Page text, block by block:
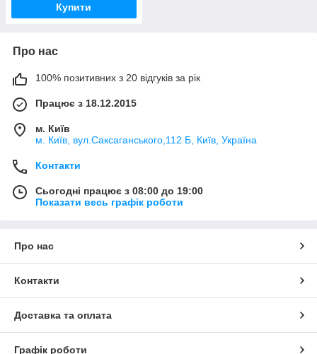
Купити
Про нас
100% позитивних з 20 відгуків за рік
Працює з 18.12.2015
м. Київ
м. Київ, вул.Саксаганського,112 Б, Київ, Україна
Контакти
Сьогодні працює з 08:00 до 19:00
Показати весь графік роботи
Про нас
Контакти
Доставка та оплата
Графік роботи